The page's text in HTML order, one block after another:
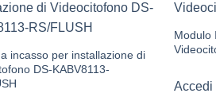
incasso per installazione di
DS-KABV8113-
Modulo
Accedi